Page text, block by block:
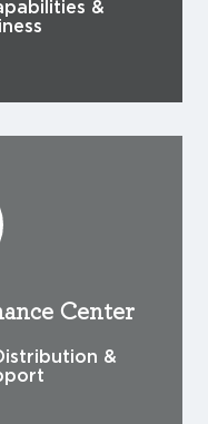
&
Center
&